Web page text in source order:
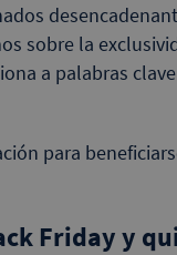
sobre la
a palabras
para
Friday y